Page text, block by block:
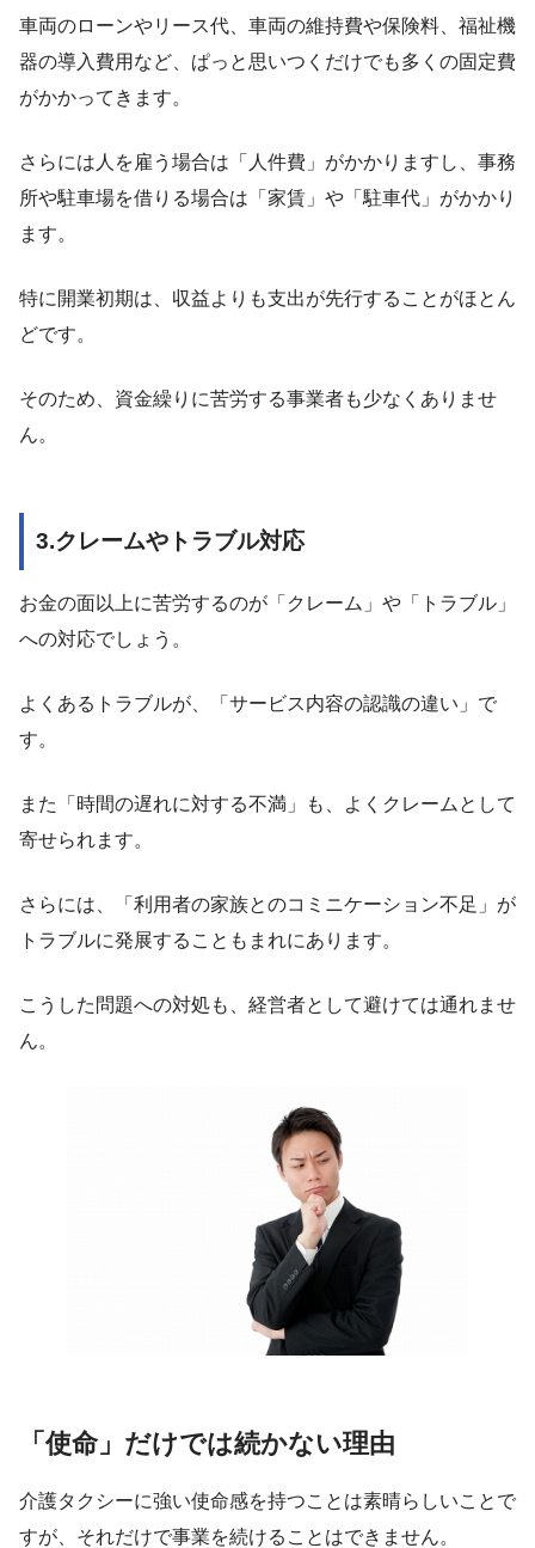
車両のローンやリース代、車両の維持費や保険料、福祉機
器の導入費用など、ぱっと思いつくだけでも多くの固定費
がかかってきます。
さらには人を雇う場合は「人件費」がかかりますし、事務
所や駐車場を借りる場合は「家賃」や「駐車代」がかかり
ます。
特に開業初期は、収益よりも支出が先行することがほとん
どです。
そのため、資金繰りに苦労する事業者も少なくありませ
ん。
3.クレームやトラブル対応
お金の面以上に苦労するのが「クレーム」や「トラブル」
への対応でしょう。
よくあるトラブルが、「サービス内容の認識の違い」で
す。
また「時間の遅れに対する不満」も、よくクレームとして
寄せられます。
さらには、「利用者の家族とのコミニケーション不足」が
トラブルに発展することもまれにあります。
こうした問題への対処も、経営者として避けては通れませ
ん。
「使命」だけでは続かない理由
介護タクシーに強い使命感を持つことは素晴らしいことで
すが、それだけで事業を続けることはできません。